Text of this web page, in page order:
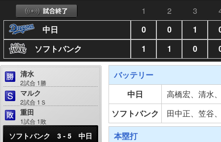
1 2 3
中日
0 0 1
ソフトバンク
1 1 0
清水
2試合 1勝
マルク
2試合 1Ｓ
重田
1試合 1敗
ソフトバンク 3 - 5 中日
バッテリー
中日
高橋宏、清水
ソフトバンク
田中正、笠谷
本塁打